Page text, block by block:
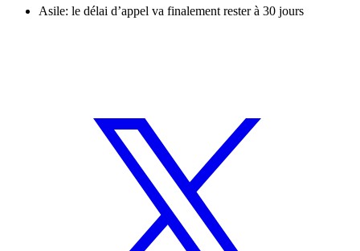
Asile: le délai d’appel va finalement rester à 30 jours